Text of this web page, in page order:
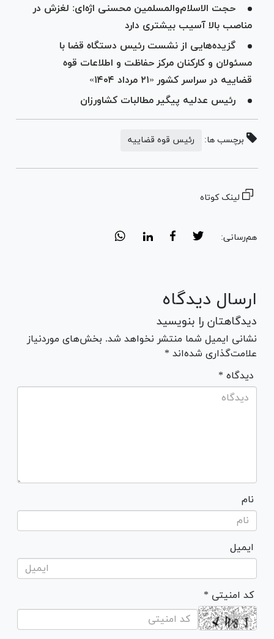
حجت الاسلام‌والمسلمین محسنی اژه‌ای: لغزش در
مناصب بالا آسیب بیشتری دارد
گزیده‌هایی از نشست رئیس دستگاه قضا با
مسئولان و کارکنان مرکز حفاظت و اطلاعات قوه
قضاییه در سراسر کشور «۲۱ مرداد ۱۴۰۴»
رئیس عدلیه پیگیر مطالبات کشاورزان
برچسب ها: رئیس قوه قضاییه
لینک کوتاه
هم‌رسانی:
ارسال دیدگاه
دیدگاهتان را بنویسید
نشانی ایمیل شما منتشر نخواهد شد. بخش‌های موردنیاز
علامت‌گذاری شده‌اند *
* دیدگاه
نام
ایمیل
* کد امنیتی